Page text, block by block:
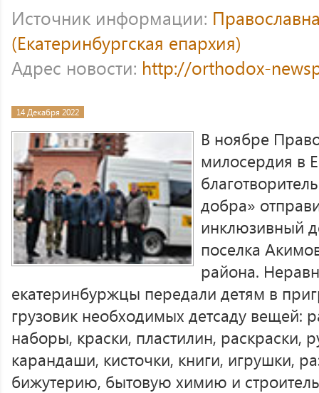
Источник информации:
(Екатеринбургская епархия)
Адрес новости: http://orthodox-
14 Декабря 2022
В ноябре
милосердия в
добра»
инклюзивный
поселка
района.
екатеринбуржцы передали детям в
грузовик необходимых детсаду вещей:
наборы, краски, пластилин, раскраски,
карандаши, кисточки, книги, игрушки,
бижутерию, бытовую химию и